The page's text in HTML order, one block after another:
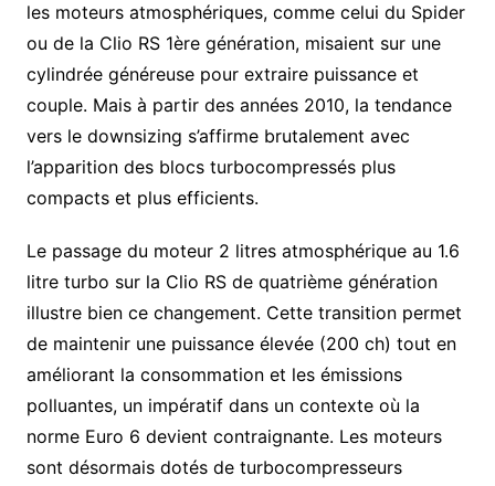
les moteurs atmosphériques, comme celui du Spider
ou de la Clio RS 1ère génération, misaient sur une
cylindrée généreuse pour extraire puissance et
couple. Mais à partir des années 2010, la tendance
vers le downsizing s’affirme brutalement avec
l’apparition des blocs turbocompressés plus
compacts et plus efficients.
Le passage du moteur 2 litres atmosphérique au 1.6
litre turbo sur la Clio RS de quatrième génération
illustre bien ce changement. Cette transition permet
de maintenir une puissance élevée (200 ch) tout en
améliorant la consommation et les émissions
polluantes, un impératif dans un contexte où la
norme Euro 6 devient contraignante. Les moteurs
sont désormais dotés de turbocompresseurs